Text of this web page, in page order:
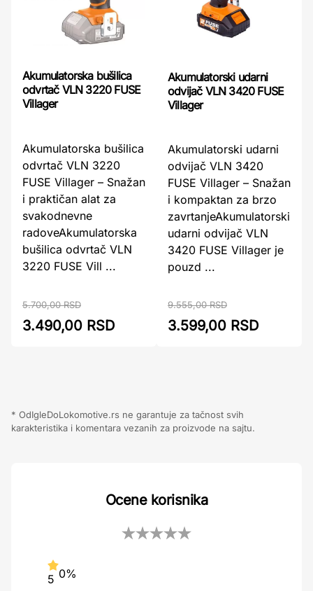
Akumulatorska bušilica
odvrtač VLN 3220 FUSE
Villager
Akumulatorska bušilica
odvrtač VLN 3220
FUSE Villager – Snažan
i praktičan alat za
svakodnevne
radoveAkumulatorska
bušilica odvrtač VLN
3220 FUSE Vill ...
5.700,00 RSD
3.490,00 RSD
Akumulatorski udarni
odvijač VLN 3420 FUSE
Villager
Akumulatorski udarni
odvijač VLN 3420
FUSE Villager – Snažan
i kompaktan za brzo
zavrtanjeAkumulatorski
udarni odvijač VLN
3420 FUSE Villager je
pouzd ...
9.555,00 RSD
3.599,00 RSD
* OdIgleDoLokomotive.rs ne garantuje za tačnost svih
karakteristika i komentara vezanih za proizvode na sajtu.
Ocene korisnika
5 0%